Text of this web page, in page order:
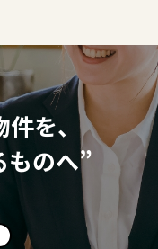
件を、
ものへ”